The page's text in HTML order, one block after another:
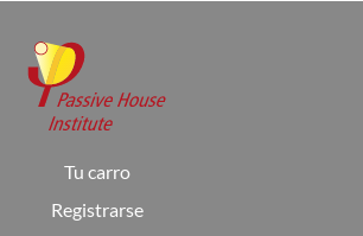
Tu carro
Registrarse